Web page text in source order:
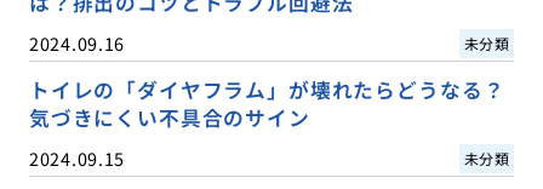
2024.09.16 未分類
トイレの「ダイヤフラム」が壊れたらどうなる？
気づきにくい不具合のサイン
2024.09.15 未分類